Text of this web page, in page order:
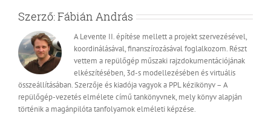
Szerző:Fábián András
A Levente II. építése mellett a projekt szervezésével,
koordinálásával, finanszírozásával foglalkozom. Részt
vettem a repülőgép műszaki rajzdokumentációjának
elkészítésében, 3d-s modellezésében és virtuális
összeállításában. Szerzője és kiadója vagyok a PPL kézikönyv – A
repülőgép-vezetés elmélete című tankönyvnek, mely könyv alapján
történik a magánpilóta tanfolyamok elméleti képzése.